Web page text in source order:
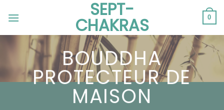
au
SEPT-
CHAKRAS 0
BOUDDHA
PROTECTEUR DE
MAISON